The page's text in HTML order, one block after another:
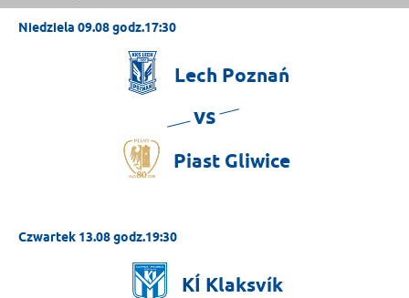
Niedziela 09.08 godz.17:30
Lech Poznań
vs
Piast Gliwice
Czwartek 13.08 godz.19:30
KÍ Klaksvík